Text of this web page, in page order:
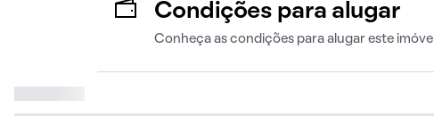
Condições para alugar
Conheça as condições para alugar este imóvel